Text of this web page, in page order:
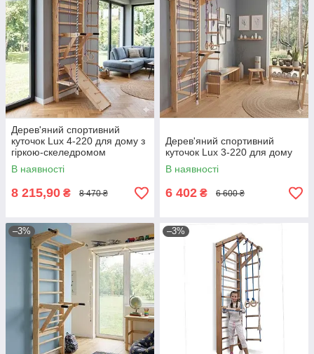
Дерев'яний спортивний
куточок Lux 4-220 для дому з
гіркою-скеледромом
В наявності
8 215,90 ₴ 8 470 ₴
Дерев'яний спортивний
куточок Lux 3-220 для дому
В наявності
6 402 ₴ 6 600 ₴
–3% –3%